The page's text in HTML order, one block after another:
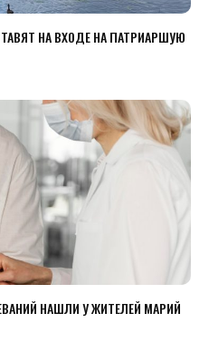
НА ВХОДЕ НА ПАТРИАРШУЮ
НАШЛИ У ЖИТЕЛЕЙ МАРИЙ